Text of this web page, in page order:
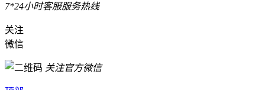
7*24小时客服服务热线
关注
微信
关注官方微信